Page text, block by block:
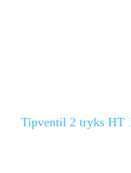
Tipventil 2 tryks HT